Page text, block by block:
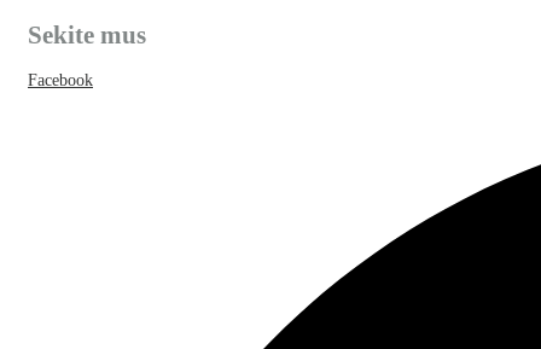
Sekite mus
Facebook